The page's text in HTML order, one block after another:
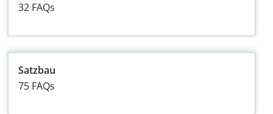
32 FAQs
Satzbau
75 FAQs